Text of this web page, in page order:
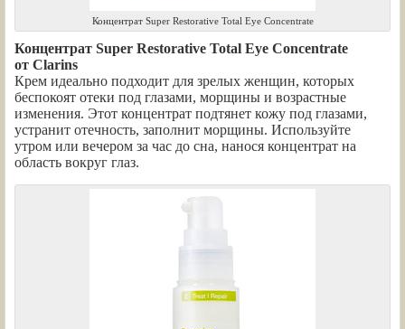
Концентрат Super Restorative Total Eye Concentrate
Концентрат Super Restorative Total Eye Concentrate
от Clarins
Крем идеально подходит для зрелых женщин, которых
беспокоят отеки под глазами, морщины и возрастные
изменения. Этот концентрат подтянет кожу под глазами,
устранит отечность, заполнит морщины. Используйте
утром или вечером за час до сна, нанося концентрат на
область вокруг глаз.